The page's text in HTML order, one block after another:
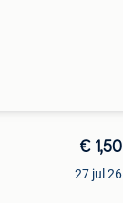
€ 1,50
27 jul 26